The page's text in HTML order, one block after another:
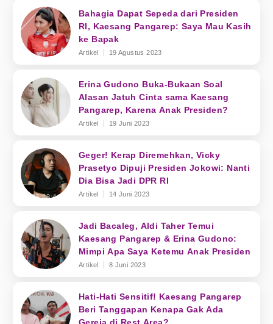
Bahagia Dapat Sepeda dari Presiden
RI, Kaesang Pangarep: Saya Mau Kasih
ke Bapak
Artikel 19 Agustus 2023
Erina Gudono Buka-Bukaan Soal
Alasan Jatuh Cinta sama Kaesang
Pangarep, Karena Anak Presiden?
Artikel 19 Juni 2023
Geger! Kerap Diremehkan, Vicky
Prasetyo Dipuji Presiden Jokowi: Nanti
Dia Bisa Jadi DPR RI
Artikel 14 Juni 2023
Jadi Bacaleg, Aldi Taher Temui
Kaesang Pangarep & Erina Gudono:
Mimpi Apa Saya Ketemu Anak Presiden
Artikel 8 Juni 2023
Hati-Hati Sensitif! Kaesang Pangarep
Beri Tanggapan Kenapa Gak Ada